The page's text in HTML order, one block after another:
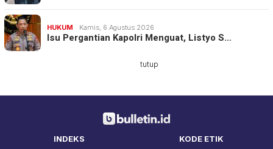
HUKUM Kamis, 6 Agustus 2026
Isu Pergantian Kapolri Menguat, Listyo S…
INDEKS
KODE ETIK
tutup